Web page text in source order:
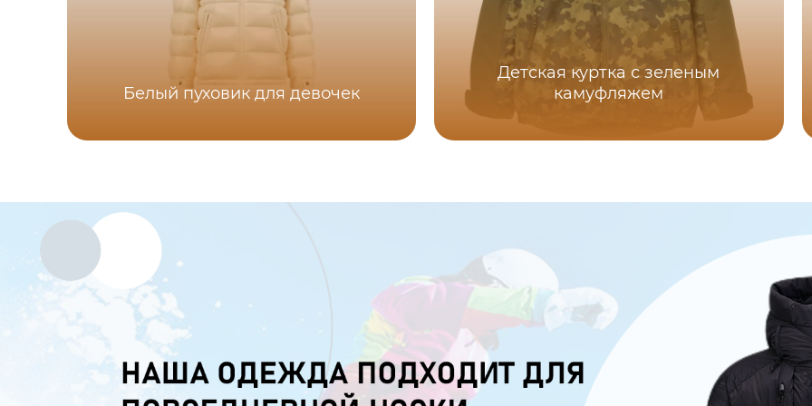
Белый пуховик для девочек
Детская куртка с зеленым
камуфляжем